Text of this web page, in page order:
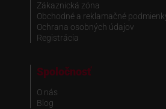
Zákaznická zóna
Obchodné a reklamačné
Ochrana osobných údajov
Registrácia
Spoločnosť
O nás
Blog